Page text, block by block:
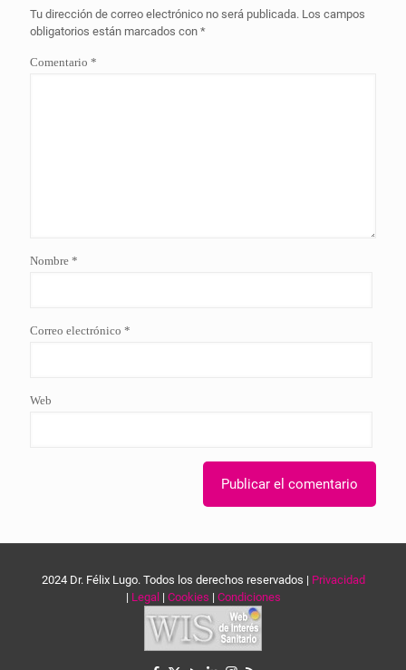
Tu dirección de correo electrónico no será publicada. Los campos
obligatorios están marcados con *
Comentario *
Nombre *
Correo electrónico *
Web
2024 Dr. Félix Lugo. Todos los derechos reservados | Privacidad
| Legal | Cookies | Condiciones